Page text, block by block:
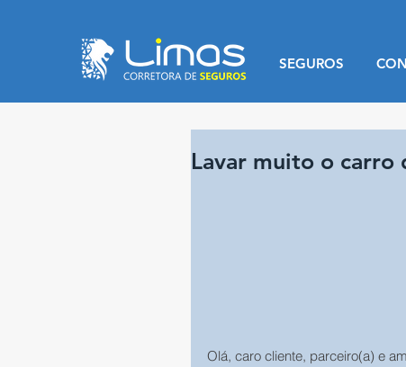
SEGUROS
Lavar muito o carro
Olá, caro cliente, parceiro(a) e